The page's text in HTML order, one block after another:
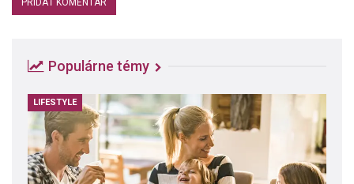
Populárne témy
LIFESTYLE